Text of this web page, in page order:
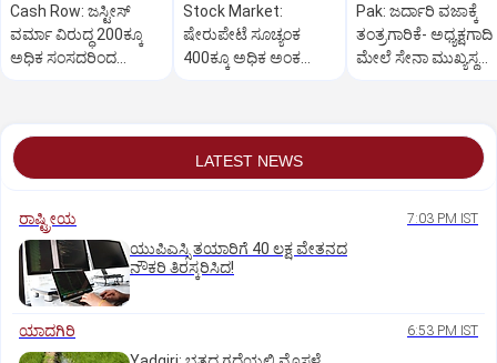
Cash Row: ಜಸ್ಟೀಸ್‌
ವರ್ಮಾ ವಿರುದ್ಧ 200ಕ್ಕೂ
ಅಧಿಕ ಸಂಸದರಿಂದ
Stock Market:
ಷೇರುಪೇಟೆ ಸೂಚ್ಯಂಕ
400ಕ್ಕೂ ಅಧಿಕ ಅಂಕ
Pak: ಜರ್ದಾರಿ ವಜಾಕ್ಕೆ
ತಂತ್ರಗಾರಿಕೆ- ಅಧ್ಯಕ್ಷಗಾದಿ
ಮೇಲೆ ಸೇನಾ ಮುಖ್ಯಸ್ಥ
LATEST NEWS
ರಾಷ್ಟ್ರೀಯ 7:03 PM IST
ಯುಪಿಎಸ್ಸಿ ತಯಾರಿಗೆ 40 ಲಕ್ಷ ವೇತನದ
ನೌಕರಿ ತಿರಸ್ಕರಿಸಿದ!
ಯಾದಗಿರಿ 6:53 PM IST